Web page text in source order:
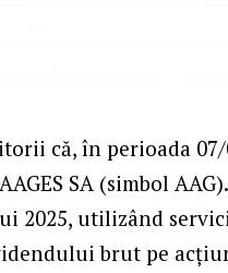
că, în perioada 07/
SA (simbol
2025, utilizând
brut pe